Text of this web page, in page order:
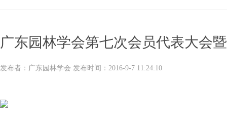
广东园林学会第七次会员代表大会
发布者：广东园林学会 发布时间：2016-9-7 11:24:10